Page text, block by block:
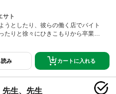
サト
うとしたり、彼らの働く店でバイト
たりと徐々にひきこもりから卒業し
たキャバ嬢のモエが自宅に現れ頭の
！しかもひょんなことから「キャバ
る事になって…！？【本作品は「永
ます！」第13～19巻を収録した電子
み カートに入れる
先生、先生